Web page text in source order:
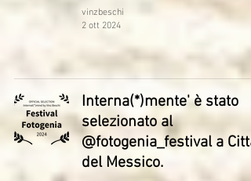
vinzbeschi
2 ott 2024
Interna(*)mente' è stato
selezionato al
@fotogenia_festival a Città
del Messico.